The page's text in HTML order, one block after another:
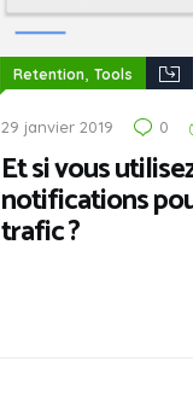
Retention, Tools
29 janvier 2019 0
Et si vous
notifications
trafic ?